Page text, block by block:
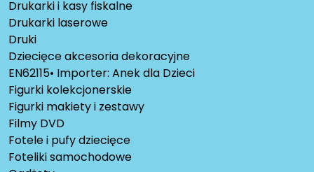
Drukarki i kasy fiskalne
Drukarki laserowe
Druki
Dziecięce akcesoria dekoracyjne
EN62115• Importer: Anek dla Dzieci
Figurki kolekcjonerskie
Figurki makiety i zestawy
Filmy DVD
Fotele i pufy dziecięce
Foteliki samochodowe